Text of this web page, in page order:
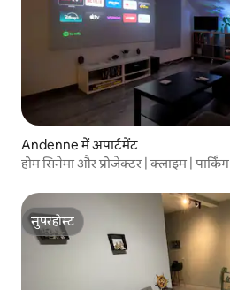
Andenne में अपार्टमेंट
होम सिनेमा और प्रोजेक्टर | क्लाइम | पार्किंग
सुपरहोस्ट
सुपरहोस्ट